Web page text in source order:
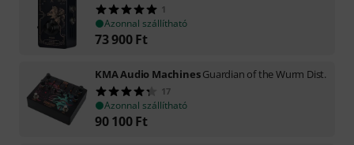
1
Azonnal szállítható
73 900 Ft
KMA Audio MachinesGuardian of the Wurm Dist.
17
Azonnal szállítható
90 100 Ft